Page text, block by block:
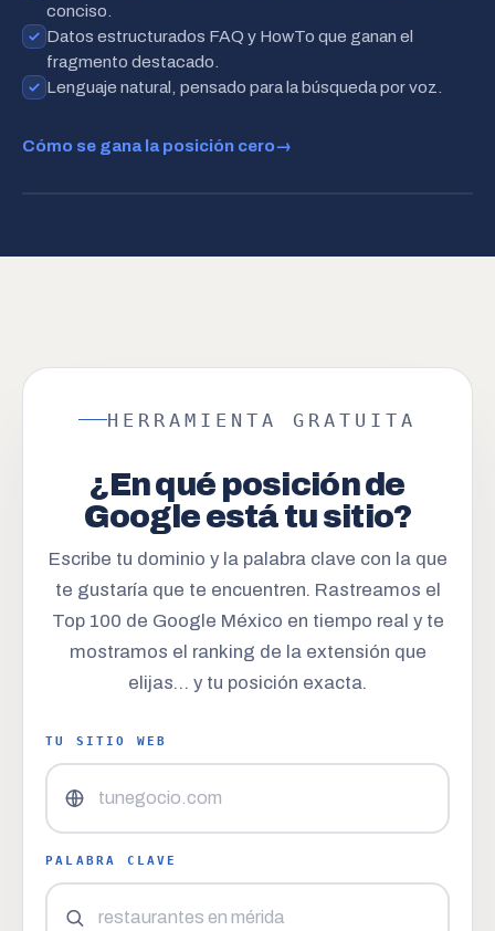
conciso.
Datos estructurados FAQ y HowTo que ganan el
fragmento destacado.
Lenguaje natural, pensado para la búsqueda por voz.
Cómo se gana la posición cero→
HERRAMIENTA GRATUITA
¿En qué posición de
Google está tu sitio?
Escribe tu dominio y la palabra clave con la que
te gustaría que te encuentren. Rastreamos el
Top 100 de Google México en tiempo real y te
mostramos el ranking de la extensión que
elijas… y tu posición exacta.
TU SITIO WEB
PALABRA CLAVE